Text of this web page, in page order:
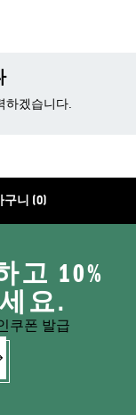
하겠습니다.
구니 (0)
고 10%
요.
쿠폰 발급